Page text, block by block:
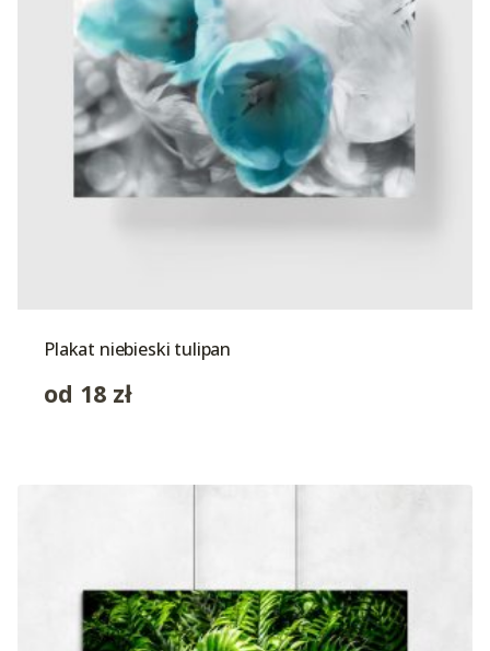
Plakat niebieski tulipan
od 18 zł